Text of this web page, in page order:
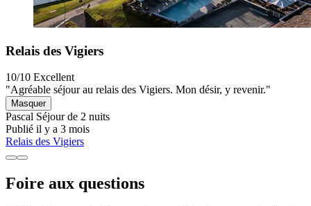
Relais des Vigiers
10/10 Excellent
"Agréable séjour au relais des Vigiers. Mon désir, y revenir."
Masquer
Pascal Séjour de 2 nuits
Publié il y a 3 mois
Relais des Vigiers
Foire aux questions